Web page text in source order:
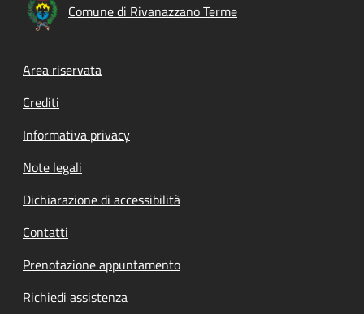
Comune di Rivanazzano Terme
Footer menu
Area riservata
Crediti
Informativa privacy
Note legali
Dichiarazione di accessibilità
Contatti
Prenotazione appuntamento
Richiedi assistenza